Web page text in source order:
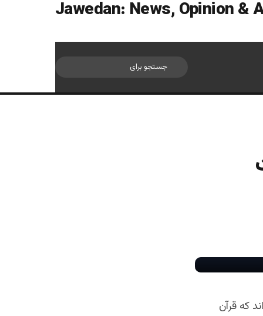
جستجو
كه قرآن